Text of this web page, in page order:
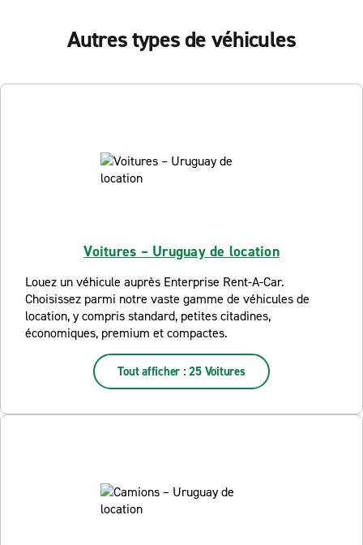
Autres types de véhicules
Voitures – Uruguay de location
Louez un véhicule auprès Enterprise Rent-A-Car.
Choisissez parmi notre vaste gamme de véhicules de
location, y compris standard, petites citadines,
économiques, premium et compactes.
Tout afficher : 25 Voitures